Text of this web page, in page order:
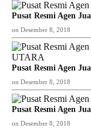
Pusat Resmi Agen
on Desember 8, 2018
Pusat Resmi Agen
on Desember 8, 2018
Pusat Resmi Agen
on Desember 8, 2018